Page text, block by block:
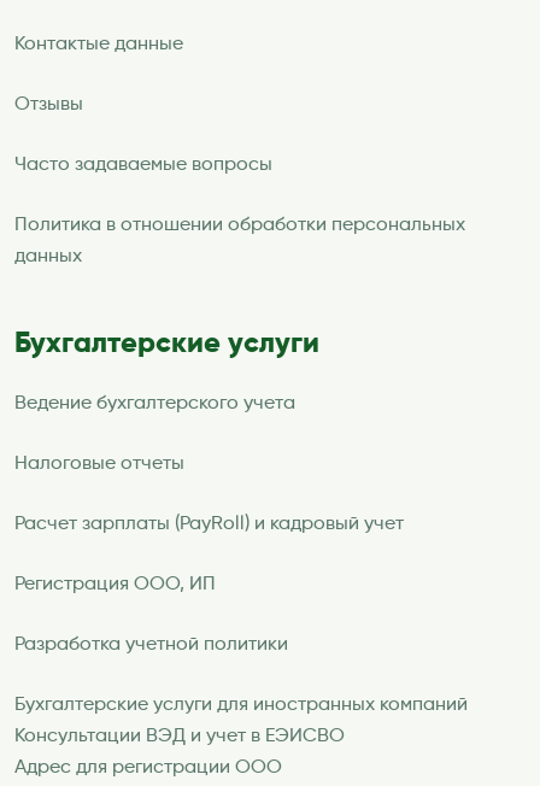
Контактые данные
Отзывы
Часто задаваемые вопросы
Политика в отношении обработки персональных
данных
Бухгалтерские услуги
Ведение бухгалтерского учета
Налоговые отчеты
Расчет зарплаты (PayRoll) и кадровый учет
Регистрация ООО, ИП
Разработка учетной политики
Бухгалтерские услуги для иностранных компаний
Консультации ВЭД и учет в ЕЭИСВО
Адрес для регистрации ООО